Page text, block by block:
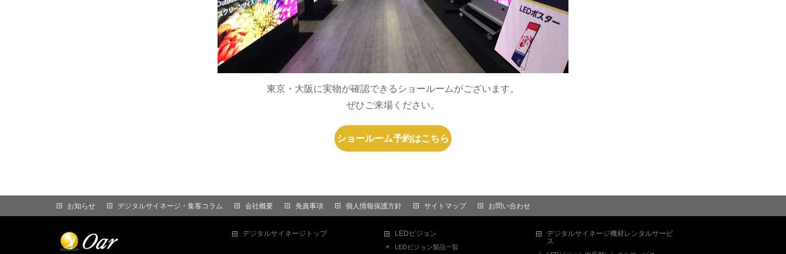
東京・大阪に実物が確認できるショールームがございます。
ぜひご来場ください。
ショールーム予約はこちら
お知らせ デジタルサイネージ・集客コラム 会社概要 免責事項 個人情報保護方針 サイトマップ お問い合わせ
デジタルサイネージトップ LEDビジョン
LEDビジョン製品一覧
デジタルサイネージ機材レンタルサービ
ス